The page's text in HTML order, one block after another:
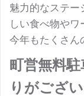
魅力的なステー
しい食べ物やワ
今年もたくさん
町営無料
りがござい